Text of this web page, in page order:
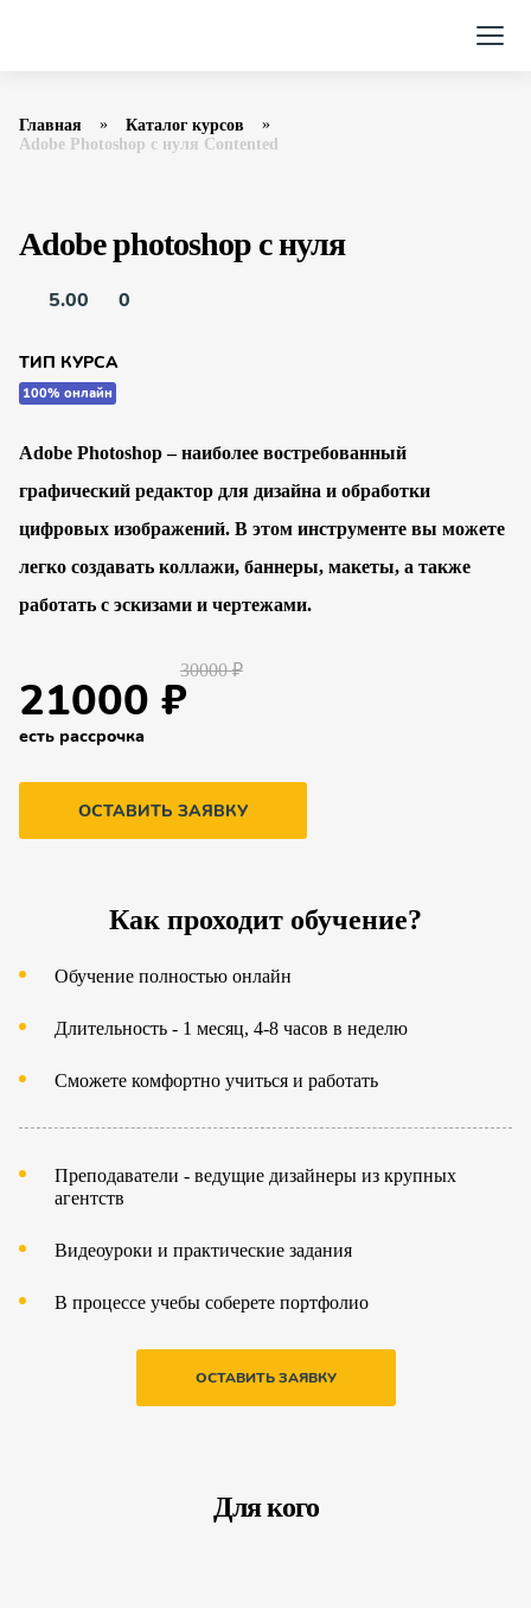
Главная
Каталог курсов
Adobe Photoshop с нуля Contented
Adobe photoshop с нуля
5.00 0
ТИП КУРСА
100% онлайн
Adobe Photoshop – наиболее востребованный
графический редактор для дизайна и обработки
цифровых изображений. В этом инструменте вы можете
легко создавать коллажи, баннеры, макеты, а также
работать с эскизами и чертежами.
30000 ₽
21000 ₽
есть рассрочка
ОСТАВИТЬ ЗАЯВКУ
Как проходит обучение?
Обучение полностью онлайн
Длительность - 1 месяц, 4-8 часов в неделю
Сможете комфортно учиться и работать
Преподаватели - ведущие дизайнеры из крупных
агентств
Видеоуроки и практические задания
В процессе учебы соберете портфолио
ОСТАВИТЬ ЗАЯВКУ
Для кого